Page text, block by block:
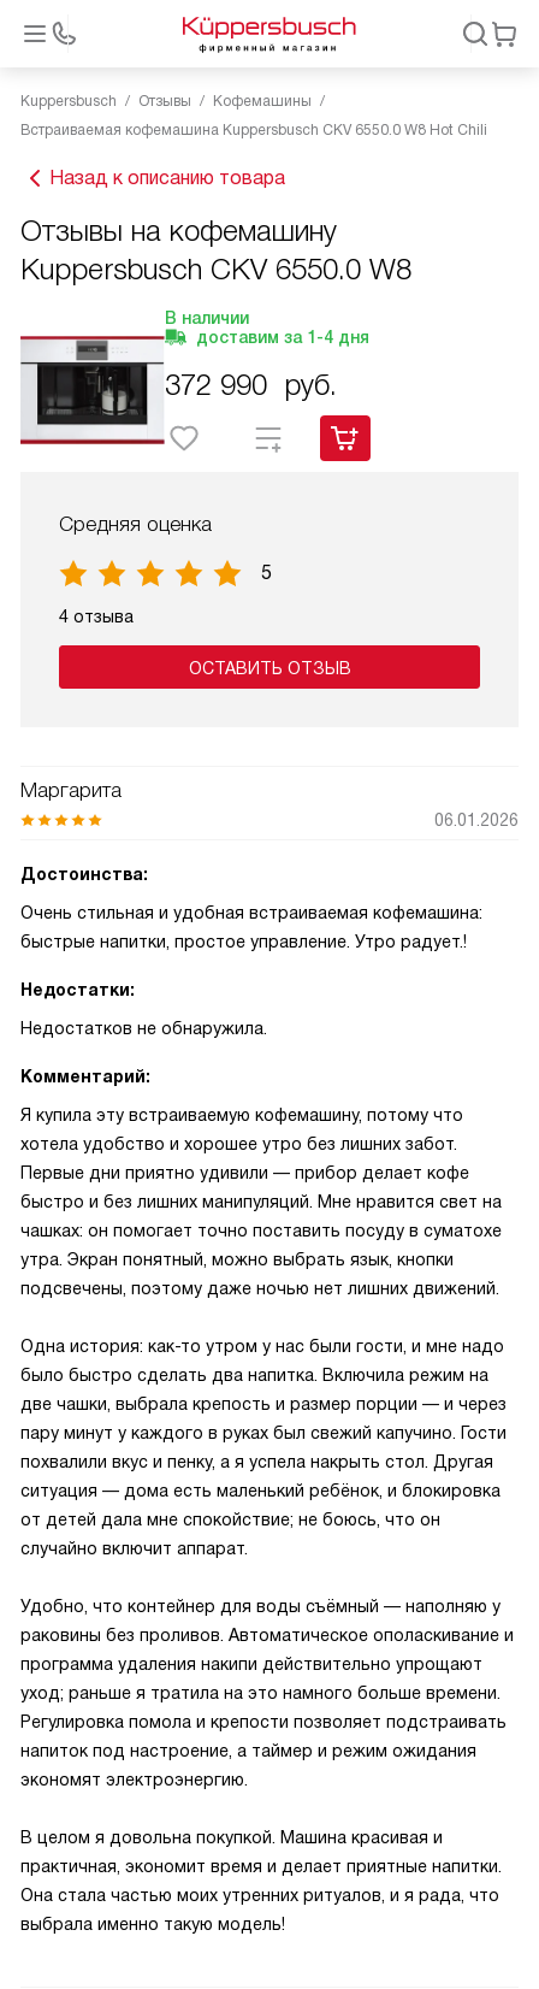
Kuppersbusch Отзывы
Кофемашины
Встраиваемая кофемашина Kuppersbusch CKV 6550.0 W8 Hot Chili
Назад к описанию товара
Отзывы на кофемашину
Kuppersbusch CKV 6550.0 W8
В наличии
доставим за 1-4 дня
372 990 руб.
Средняя оценка
5
4 отзыва
ОСТАВИТЬ ОТЗЫВ
Маргарита
06.01.2026
Достоинства:
Очень стильная и удобная встраиваемая кофемашина:
быстрые напитки, простое управление. Утро радует.!
Недостатки:
Недостатков не обнаружила.
Комментарий:
Я купила эту встраиваемую кофемашину, потому что
хотела удобство и хорошее утро без лишних забот.
Первые дни приятно удивили — прибор делает кофе
быстро и без лишних манипуляций. Мне нравится свет на
чашках: он помогает точно поставить посуду в суматохе
утра. Экран понятный, можно выбрать язык, кнопки
подсвечены, поэтому даже ночью нет лишних движений.
Одна история: как-то утром у нас были гости, и мне надо
было быстро сделать два напитка. Включила режим на
две чашки, выбрала крепость и размер порции — и через
пару минут у каждого в руках был свежий капучино. Гости
похвалили вкус и пенку, а я успела накрыть стол. Другая
ситуация — дома есть маленький ребёнок, и блокировка
от детей дала мне спокойствие; не боюсь, что он
случайно включит аппарат.
Удобно, что контейнер для воды съёмный — наполняю у
раковины без проливов. Автоматическое ополаскивание и
программа удаления накипи действительно упрощают
уход; раньше я тратила на это намного больше времени.
Регулировка помола и крепости позволяет подстраивать
напиток под настроение, а таймер и режим ожидания
экономят электроэнергию.
В целом я довольна покупкой. Машина красивая и
практичная, экономит время и делает приятные напитки.
Она стала частью моих утренних ритуалов, и я рада, что
выбрала именно такую модель!